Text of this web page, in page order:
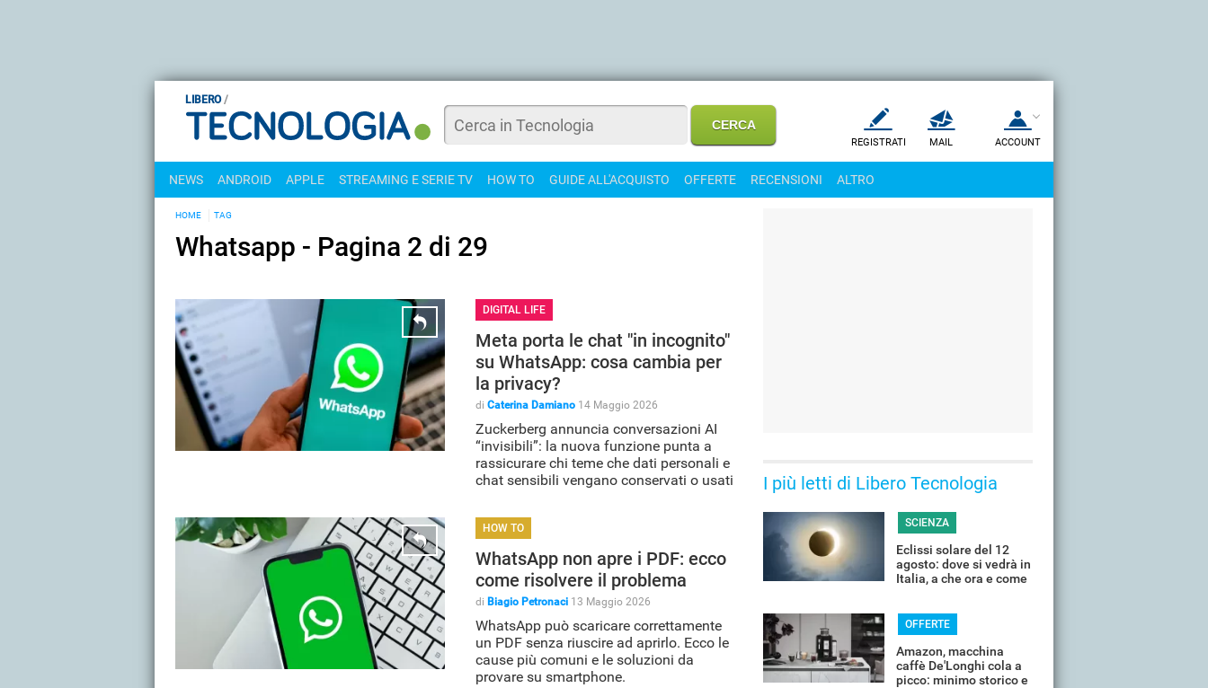
LIBERO
REGISTRATI MAIL ACCOUNT
NEWS ANDROID APPLE STREAMING E SERIE TV HOW TO GUIDE ALL'ACQUISTO OFFERTE RECENSIONI ALTRO
HOME TAG
Whatsapp - Pagina 2 di 29
DIGITAL LIFE
Meta porta le chat "in incognito"
su WhatsApp: cosa cambia per
la privacy?
di Caterina Damiano 14 Maggio 2026
Zuckerberg annuncia conversazioni AI
“invisibili”: la nuova funzione punta a
rassicurare chi teme che dati personali e
chat sensibili vengano conservati o usati
HOW TO
WhatsApp non apre i PDF: ecco
come risolvere il problema
di Biagio Petronaci 13 Maggio 2026
WhatsApp può scaricare correttamente
un PDF senza riuscire ad aprirlo. Ecco le
cause più comuni e le soluzioni da
provare su smartphone.
I più letti di Libero Tecnologia
SCIENZA
Eclissi solare del 12
agosto: dove si vedrà in
Italia, a che ora e come
OFFERTE
Amazon, macchina
caffè De'Longhi cola a
picco: minimo storico e